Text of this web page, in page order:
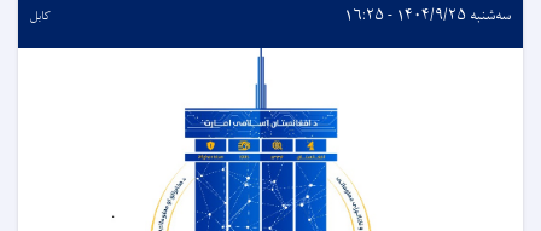
سه‌شنبه ۱۴۰۴/۹/۲۵ - ۱۶:۲۵ کابل